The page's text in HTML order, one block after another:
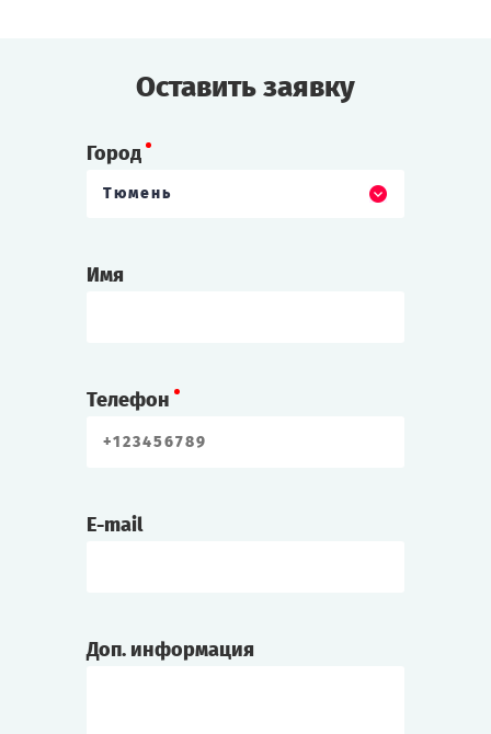
Оставить заявку
Город
Тюмень
Имя
Телефон
E-mail
Доп. информация